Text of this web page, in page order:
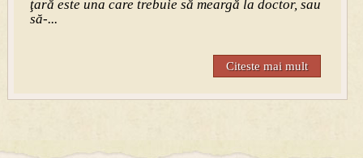
ţară este una care trebuie să meargă la doctor, sau
să-...
Citeste mai mult